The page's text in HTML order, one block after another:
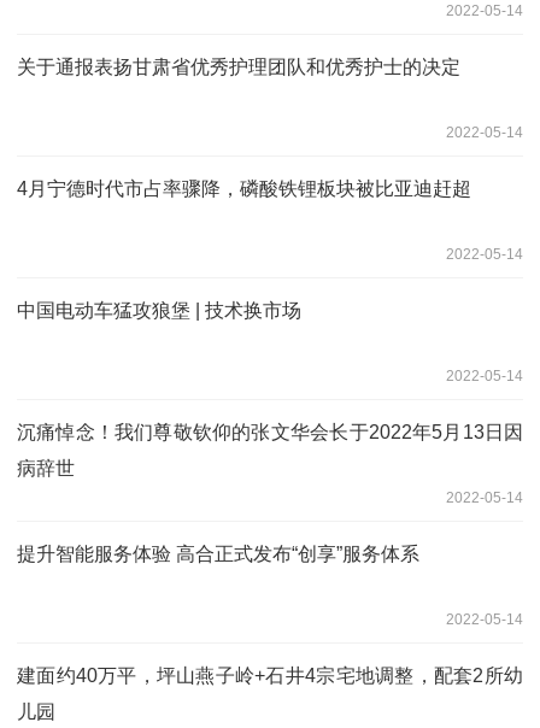
2022-05-14
关于通报表扬甘肃省优秀护理团队和优秀护士的决定
2022-05-14
4月宁德时代市占率骤降，磷酸铁锂板块被比亚迪赶超
2022-05-14
中国电动车猛攻狼堡 | 技术换市场
2022-05-14
沉痛悼念！我们尊敬钦仰的张文华会长于2022年5月13日因
病辞世
2022-05-14
提升智能服务体验 高合正式发布“创享”服务体系
2022-05-14
建面约40万平，坪山燕子岭+石井4宗宅地调整，配套2所幼
儿园